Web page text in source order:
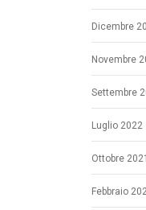
Dicembre
Novembre
Settembre
Luglio 2022
Ottobre 2021
Febbraio